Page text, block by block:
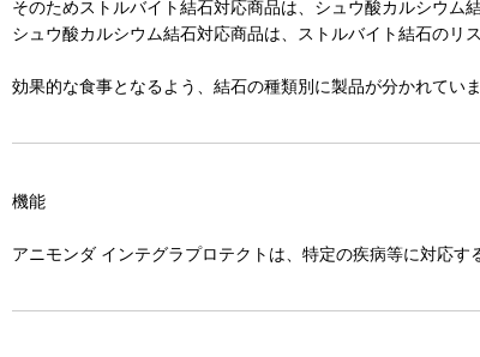
そのためストルバイト結石対応商品は、シュウ酸カルシウム
シュウ酸カルシウム結石対応商品は、ストルバイト結石のリ
効果的な食事となるよう、結石の種類別に製品が分かれていま
機能
アニモンダ インテグラプロテクトは、特定の疾病等に対応